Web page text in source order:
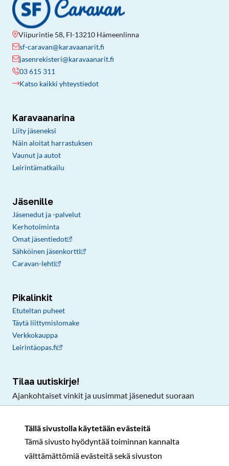
Tällä sivustolla käytetään evästeitä
Tämä sivusto hyödyntää toiminnan kannalta
välttämättömiä evästeitä sekä sivuston
Viipurintie 58, FI-13210 Hämeenlinna
sf-caravan@karavaanarit.fi
jasenrekisteri@karavaanarit.fi
03 615 311
Katso kaikki yhteystiedot
Karavaanarina
Liity jäseneksi
Näin aloitat harrastuksen
Vaunut ja autot
Leirintämatkailu
Jäsenille
Jäsenedut ja -palvelut
Kerhotoiminta
Omat jäsentiedot
Sähköinen jäsenkortti
Caravan-lehti
Pikalinkit
Etuteltan puheet
Täytä liittymislomake
Verkkokauppa
Leirintäopas.fi
Tilaa uutiskirje!
Ajankohtaiset vinkit ja uusimmat jäsenedut suoraan